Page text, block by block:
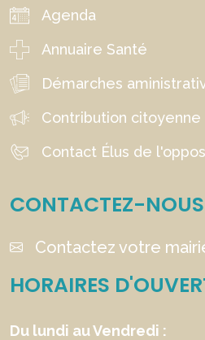
Agenda
Annuaire Santé
Démarches
Contribution citoyenne
Contact Élus de
CONTACTEZ-NOUS
Contactez votre
HORAIRES
Du lundi au Vendredi :